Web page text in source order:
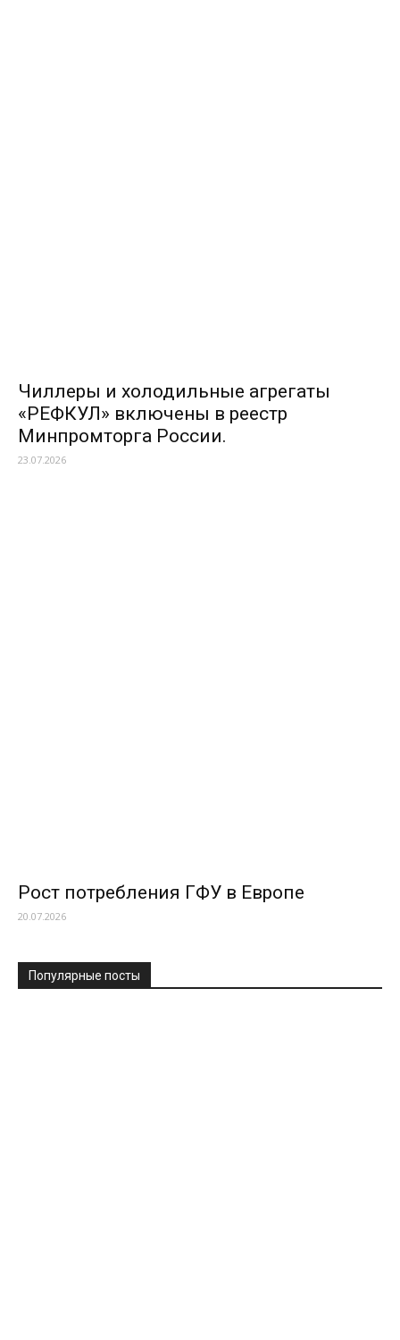
Чиллеры и холодильные агрегаты
«РЕФКУЛ» включены в реестр
Минпромторга России.
23.07.2026
Рост потребления ГФУ в Европе
20.07.2026
Популярные посты